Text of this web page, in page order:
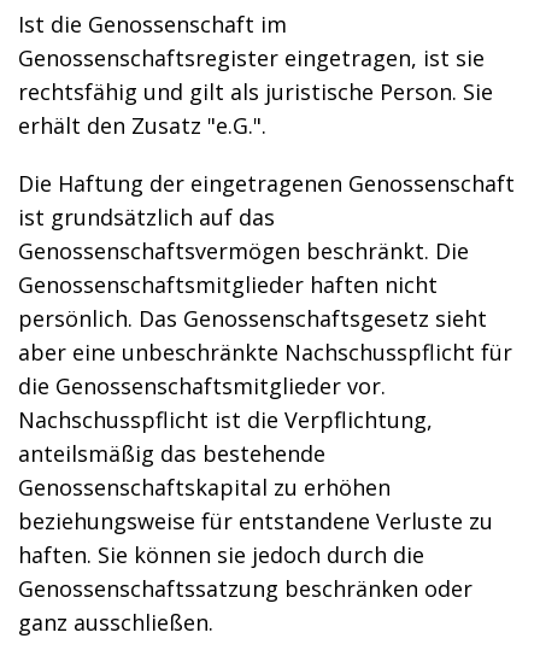
Ist die Genossenschaft im
Genossenschaftsregister eingetragen, ist sie
rechtsfähig und gilt als juristische Person. Sie
erhält den Zusatz "e.G.".
Die Haftung der eingetragenen Genossenschaft
ist grundsätzlich auf das
Genossenschaftsvermögen beschränkt. Die
Genossenschaftsmitglieder haften nicht
persönlich. Das Genossenschaftsgesetz sieht
aber eine unbeschränkte Nachschusspflicht für
die Genossenschaftsmitglieder vor.
Nachschusspflicht ist die Verpflichtung,
anteilsmäßig das bestehende
Genossenschaftskapital zu erhöhen
beziehungsweise für entstandene Verluste zu
haften. Sie können sie jedoch durch die
Genossenschaftssatzung beschränken oder
ganz ausschließen.